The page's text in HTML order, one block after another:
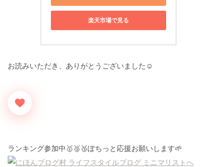
楽天市場で見る
お読みいただき、ありがとうございました☺️
ランキング参加中🥇🥈🥉ぽちっと応援お願いします🌱